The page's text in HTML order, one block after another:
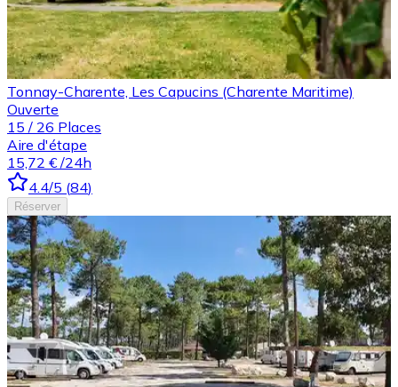
Tonnay-Charente, Les Capucins (Charente Maritime)
Ouverte
15 / 26 Places
Aire d'étape
15,72 € /24h
4.4/5 (84)
Réserver